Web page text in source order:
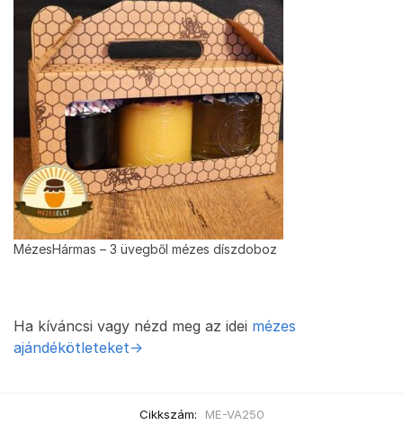
MézesHármas – 3 üvegből mézes díszdoboz
Ha kíváncsi vagy nézd meg az idei mézes
ajándékötleteket->
Cikkszám:
ME-VA250